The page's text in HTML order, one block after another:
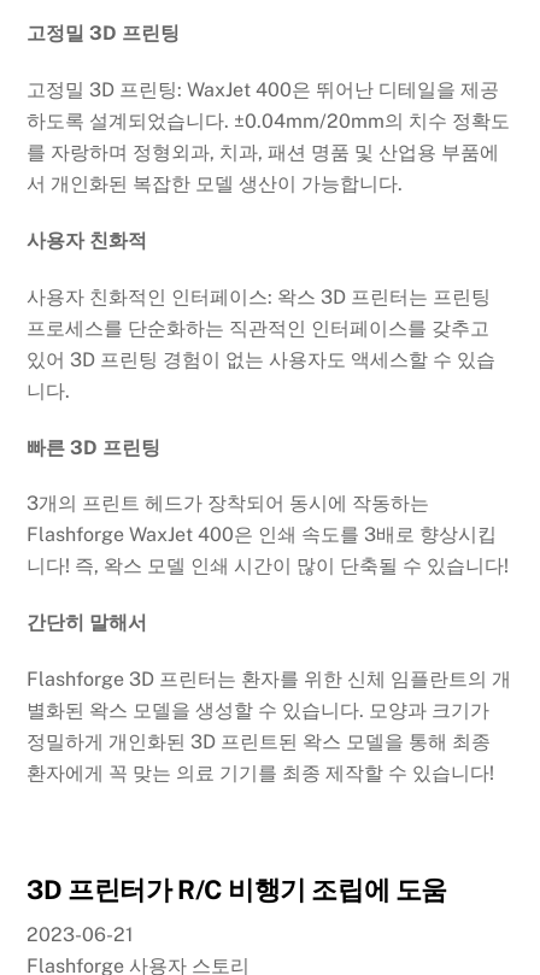
고정밀 3D 프린팅
고정밀 3D 프린팅: WaxJet 400은 뛰어난 디테일을 제공
하도록 설계되었습니다. ±0.04mm/20mm의 치수 정확도
를 자랑하며 정형외과, 치과, 패션 명품 및 산업용 부품에
서 개인화된 복잡한 모델 생산이 가능합니다.
사용자 친화적
사용자 친화적인 인터페이스: 왁스 3D 프린터는 프린팅
프로세스를 단순화하는 직관적인 인터페이스를 갖추고
있어 3D 프린팅 경험이 없는 사용자도 액세스할 수 있습
니다.
빠른 3D 프린팅
3개의 프린트 헤드가 장착되어 동시에 작동하는
Flashforge WaxJet 400은 인쇄 속도를 3배로 향상시킵
니다! 즉, 왁스 모델 인쇄 시간이 많이 단축될 수 있습니다!
간단히 말해서
Flashforge 3D 프린터는 환자를 위한 신체 임플란트의 개
별화된 왁스 모델을 생성할 수 있습니다. 모양과 크기가
정밀하게 개인화된 3D 프린트된 왁스 모델을 통해 최종
환자에게 꼭 맞는 의료 기기를 최종 제작할 수 있습니다!
3D 프린터가 R/C 비행기 조립에 도움
2023-06-21
Flashforge 사용자 스토리